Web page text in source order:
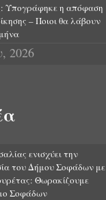
Υπογράφηκε η απόφαση
– Ποιοι θα λάβουν
2026
ενισχύει την
του Δήμου Σοφάδων με
Θωρακίζουμε
Σοφάδων